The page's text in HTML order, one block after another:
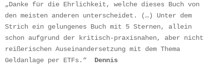
„Danke für die Ehrlichkeit, welche dieses Buch von
den meisten anderen unterscheidet. (…) Unter dem
Strich ein gelungenes Buch mit 5 Sternen, allein
schon aufgrund der kritisch-praxisnahen, aber nicht
reißerischen Auseinandersetzung mit dem Thema
Geldanlage per ETFs.“ Dennis